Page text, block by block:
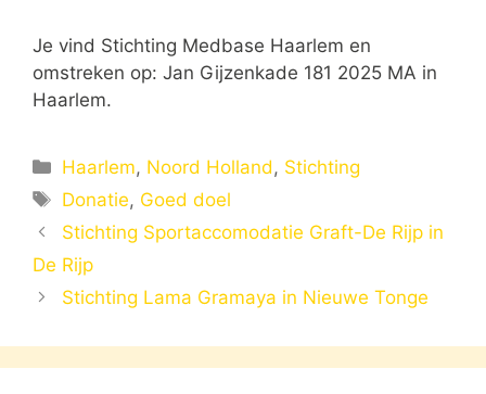
Je vind Stichting Medbase Haarlem en
omstreken op: Jan Gijzenkade 181 2025 MA in
Haarlem.
Categorieën
Haarlem, Noord Holland , Stichting
Tags
Donatie, Goed doel
Stichting Sportaccomodatie Graft-De Rijp in
De Rijp
Stichting Lama Gramaya in Nieuwe Tonge